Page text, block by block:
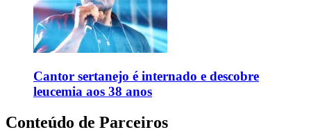
Cantor sertanejo é internado e descobre
leucemia aos 38 anos
Conteúdo de Parceiros